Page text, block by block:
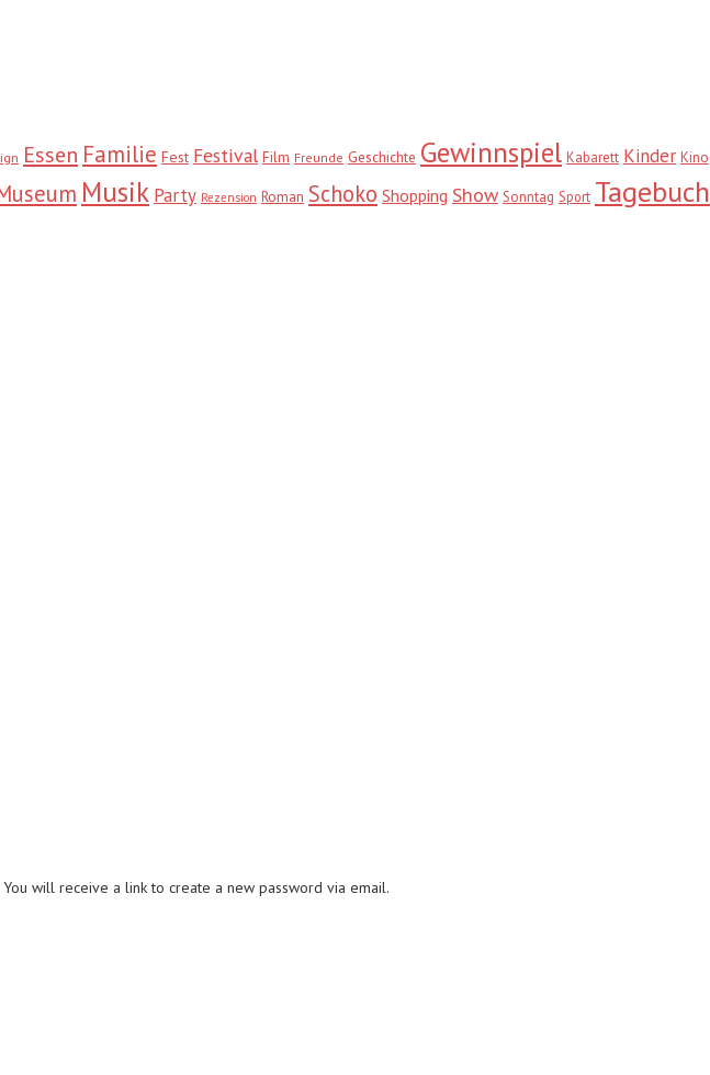
Essen Familie Fest Festival Film Freunde Geschichte Gewinnspiel Kabarett Kinder Kino
Musik Party Rezension Roman Schoko Shopping Show Sonntag Sport Tagebuch
will receive a link to create a new password via email.